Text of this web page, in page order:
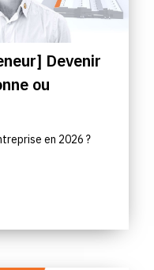
Devenir
ou
en 2026 ?